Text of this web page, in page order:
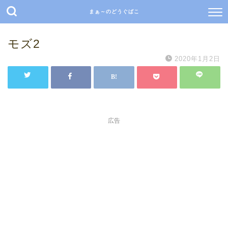
まぁ～のどうぐばこ
モズ2
2020年1月2日
広告